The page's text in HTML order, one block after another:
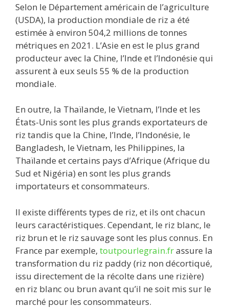
Selon le Département américain de l’agriculture
(USDA), la production mondiale de riz a été
estimée à environ 504,2 millions de tonnes
métriques en 2021. L’Asie en est le plus grand
producteur avec la Chine, l’Inde et l’Indonésie qui
assurent à eux seuls 55 % de la production
mondiale.
En outre, la Thaïlande, le Vietnam, l’Inde et les
États-Unis sont les plus grands exportateurs de
riz tandis que la Chine, l’Inde, l’Indonésie, le
Bangladesh, le Vietnam, les Philippines, la
Thaïlande et certains pays d’Afrique (Afrique du
Sud et Nigéria) en sont les plus grands
importateurs et consommateurs.
Il existe différents types de riz, et ils ont chacun
leurs caractéristiques. Cependant, le riz blanc, le
riz brun et le riz sauvage sont les plus connus. En
France par exemple, toutpourlegrain.frassure la
transformation du riz paddy (riz non décortiqué,
issu directement de la récolte dans une rizière)
en riz blanc ou brun avant qu’il ne soit mis sur le
marché pour les consommateurs.